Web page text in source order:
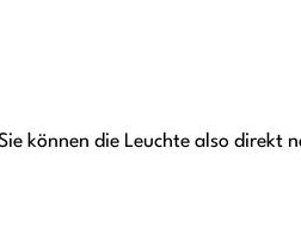
können die Leuchte also direkt